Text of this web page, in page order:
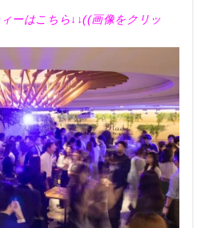
ーはこちら↓↓((画像をクリッ